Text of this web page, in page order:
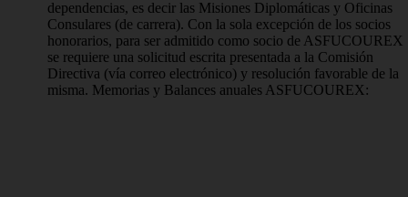
dependencias, es decir las Misiones Diplomáticas y Oficinas
Consulares (de carrera). Con la sola excepción de los socios
honorarios, para ser admitido como socio de ASFUCOUREX
se requiere una solicitud escrita presentada a la Comisión
Directiva (vía correo electrónico) y resolución favorable de la
misma. Memorias y Balances anuales ASFUCOUREX: